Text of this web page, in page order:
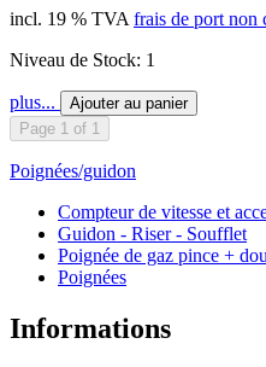
incl. 19 % TVA frais de port non
Niveau de Stock: 1
plus...
Ajouter au panier
Page 1 of 1
Poignées/guidon
Compteur de vitesse et
Guidon - Riser - Soufflet
Poignée de gaz pince +
Poignées
Informations